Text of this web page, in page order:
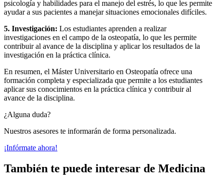
psicología y habilidades para el manejo del estrés, lo que les permite
ayudar a sus pacientes a manejar situaciones emocionales difíciles.
5. Investigación: Los estudiantes aprenden a realizar
investigaciones en el campo de la osteopatía, lo que les permite
contribuir al avance de la disciplina y aplicar los resultados de la
investigación en la práctica clínica.
En resumen, el Máster Universitario en Osteopatía ofrece una
formación completa y especializada que permite a los estudiantes
aplicar sus conocimientos en la práctica clínica y contribuir al
avance de la disciplina.
¿Alguna duda?
Nuestros asesores te informarán de forma personalizada.
¡Infórmate ahora!
También te puede interesar de Medicina